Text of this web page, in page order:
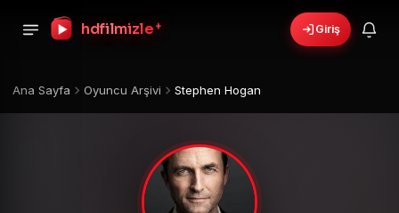
hdfilmizle + Giriş
Ana Sayfa Oyuncu Arşivi Stephen Hogan